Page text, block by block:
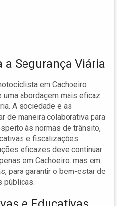
a Segurança Viária
em Cachoeiro
abordagem mais eficaz
A sociedade e as
de maneira colaborativa para
às normas de trânsito,
e fiscalizações
eficazes deve continuar
em Cachoeiro, mas em
para garantir o bem-estar de
públicas.